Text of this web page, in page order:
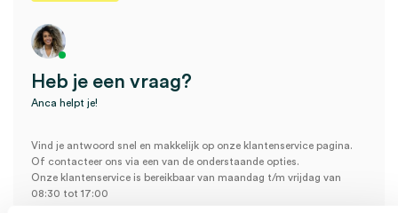
Heb je een vraag?
Anca helpt je!
Vind je antwoord snel en makkelijk op onze klantenservice pagina.
Of contacteer ons via een van de onderstaande opties.
Onze klantenservice is bereikbaar van maandag t/m vrijdag van
08:30 tot 17:00